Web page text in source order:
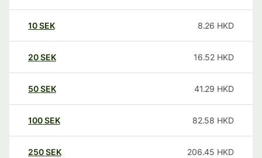
10SEK 8.26 HKD
20SEK 16.52 HKD
50SEK 41.29 HKD
100SEK 82.58 HKD
250SEK 206.45 HKD